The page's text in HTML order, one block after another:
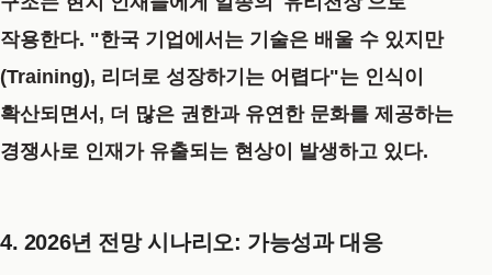
작용한다. "한국 기업에서는 기술은 배울 수 있지만
(Training), 리더로 성장하기는 어렵다"는 인식이
확산되면서, 더 많은 권한과 유연한 문화를 제공하는
경쟁사로 인재가 유출되는 현상이 발생하고 있다.
4. 2026년 전망 시나리오: 가능성과 대응